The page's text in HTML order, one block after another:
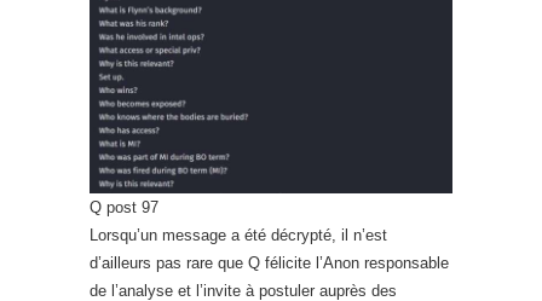
Q post 97
Lorsqu’un message a été décrypté, il n’est
d’ailleurs pas rare que Q félicite l’Anon responsable
de l’analyse et l’invite à postuler auprès des